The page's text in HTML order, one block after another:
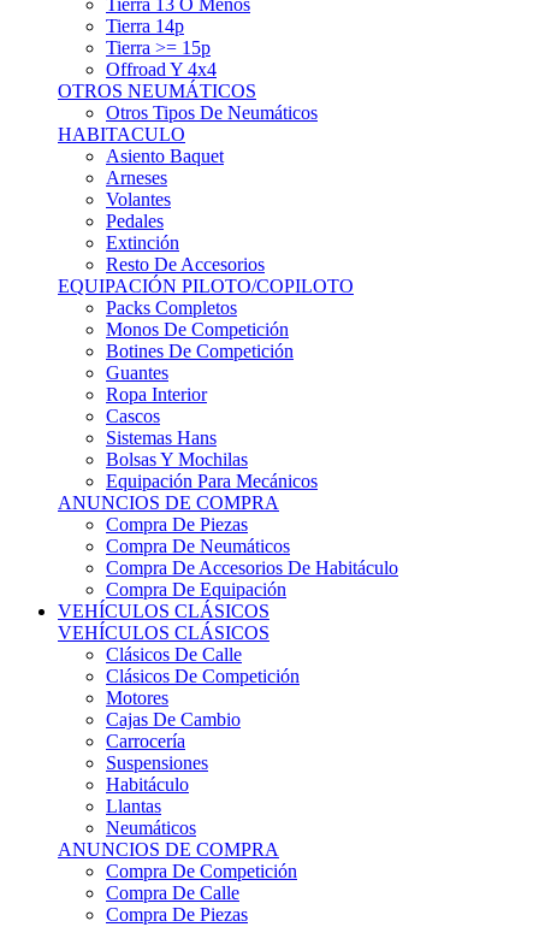
Tierra >= 15p
Offroad Y 4x4
OTROS NEUMÁTICOS
Otros Tipos De Neumáticos
HABITACULO
Asiento Baquet
Arneses
Volantes
Pedales
Extinción
Resto De Accesorios
EQUIPACIÓN PILOTO/COPILOTO
Packs Completos
Monos De Competición
Botines De Competición
Guantes
Ropa Interior
Cascos
Sistemas Hans
Bolsas Y Mochilas
Equipación Para Mecánicos
ANUNCIOS DE COMPRA
Compra De Piezas
Compra De Neumáticos
Compra De Accesorios De Habitáculo
Compra De Equipación
VEHÍCULOS CLÁSICOS
VEHÍCULOS CLÁSICOS
Clásicos De Calle
Clásicos De Competición
Motores
Cajas De Cambio
Carrocería
Suspensiones
Habitáculo
Llantas
Neumáticos
ANUNCIOS DE COMPRA
Compra De Competición
Compra De Calle
Compra De Piezas
KARTING